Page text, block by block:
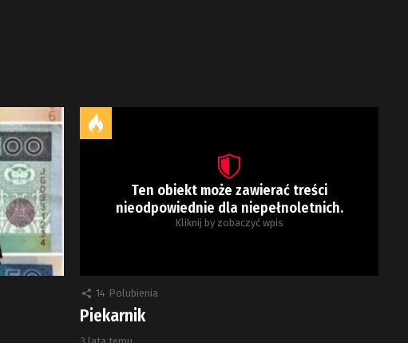
Ten obiekt może zawierać treści
nieodpowiednie dla niepełnoletnich.
Kliknij by zobaczyć wpis
14 Polubienia
Piekarnik